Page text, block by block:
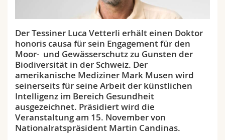
Math.-Nat. und Med. Fak.
Interfakultär
Doktorierende
Vorlesungsverzeichnis
MyUnifr
Der Tessiner Luca Vetterli erhält einen Doktor
honoris causa für sein Engagement für den
Moor- und Gewässerschutz zu Gunsten der
Biodiversität in der Schweiz. Der
amerikanische Mediziner Mark Musen wird
seinerseits für seine Arbeit der künstlichen
Intelligenz im Bereich Gesundheit
ausgezeichnet. Präsidiert wird die
Veranstaltung am 15. November von
Nationalratspräsident Martin Candinas.